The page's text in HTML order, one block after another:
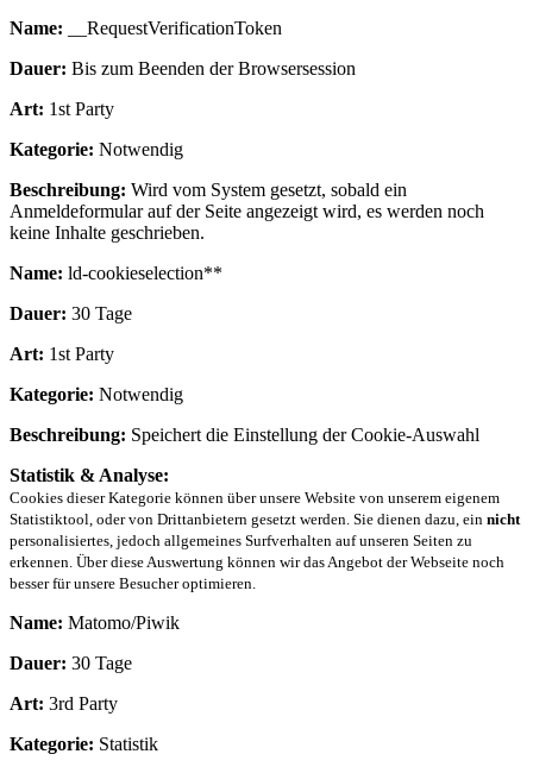
Name: __RequestVerificationToken
Dauer: Bis zum Beenden der Browsersession
Art: 1st Party
Kategorie: Notwendig
Beschreibung: Wird vom System gesetzt, sobald ein
Anmeldeformular auf der Seite angezeigt wird, es werden noch
keine Inhalte geschrieben.
Name: ld-cookieselection**
Dauer: 30 Tage
Art: 1st Party
Kategorie: Notwendig
Beschreibung: Speichert die Einstellung der Cookie-Auswahl
Statistik & Analyse:
Cookies dieser Kategorie können über unsere Website von unserem eigenem
Statistiktool, oder von Drittanbietern gesetzt werden. Sie dienen dazu, ein nicht
personalisiertes, jedoch allgemeines Surfverhalten auf unseren Seiten zu
erkennen. Über diese Auswertung können wir das Angebot der Webseite noch
besser für unsere Besucher optimieren.
Name: Matomo/Piwik
Dauer: 30 Tage
Art: 3rd Party
Kategorie: Statistik